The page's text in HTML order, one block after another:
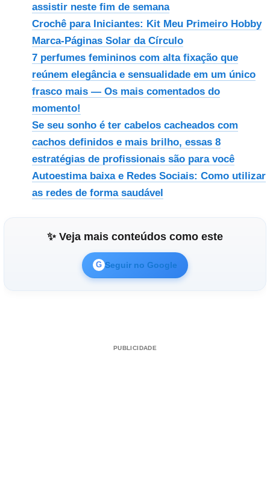
assistir neste fim de semana
Crochê para Iniciantes: Kit Meu Primeiro Hobby
Marca-Páginas Solar da Círculo
7 perfumes femininos com alta fixação que
reúnem elegância e sensualidade em um único
frasco mais — Os mais comentados do
momento!
Se seu sonho é ter cabelos cacheados com
cachos definidos e mais brilho, essas 8
estratégias de profissionais são para você
Autoestima baixa e Redes Sociais: Como utilizar
as redes de forma saudável
✨ Veja mais conteúdos como este
G Seguir no Google
PUBLICIDADE